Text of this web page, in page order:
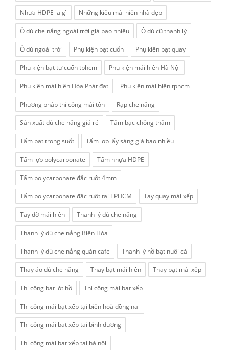
Nhựa HDPE la gì Những kiểu mái hiên nhà đẹp
Ô dù che nắng ngoài trời giá bao nhiêu Ô dù cũ thanh lý
Ô dù ngoài trời Phụ kiện bạt cuốn Phụ kiện bạt quay
Phụ kiện bạt tự cuốn tphcm Phụ kiện mái hiên Hà Nội
Phụ kiện mái hiên Hòa Phát đạt Phụ kiện mái hiên tphcm
Phương pháp thi công mái tôn Rạp che nắng
Sản xuất dù che nắng giá rẻ Tấm bạc chống thấm
Tấm bạt trong suốt Tấm lợp lấy sáng giá bao nhiều
Tấm lợp polycarbonate Tấm nhựa HDPE
Tấm polycarbonate đặc ruột 4mm
Tấm polycarbonate đặc ruột tại TPHCM Tay quay mái xếp
Tay đỡ mái hiên Thanh lý dù che nắng
Thanh lý dù che nắng Biên Hòa
Thanh lý dù che nắng quán cafe Thanh lý hồ bạt nuôi cá
Thay áo dù che nắng Thay bạt mái hiên Thay bạt mái xếp
Thi công bạt lót hồ Thi công mái bạt xếp
Thi công mái bạt xếp tại biên hoà đồng nai
Thi công mái bạt xếp tại bình dương
Thi công mái bạt xếp tại hà nội